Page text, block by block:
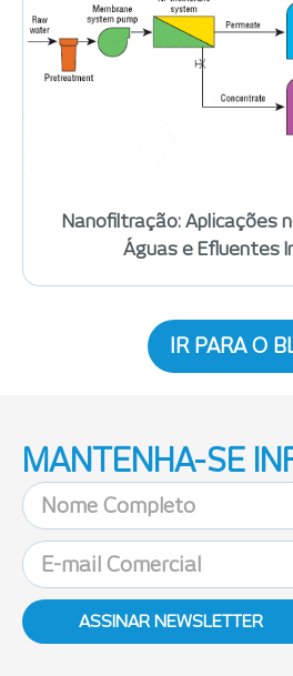
Nanofiltração: Aplicações
Águas e Efluentes
IR PARA O
MANTENHA-SE
ASSINAR NEWSLETTER